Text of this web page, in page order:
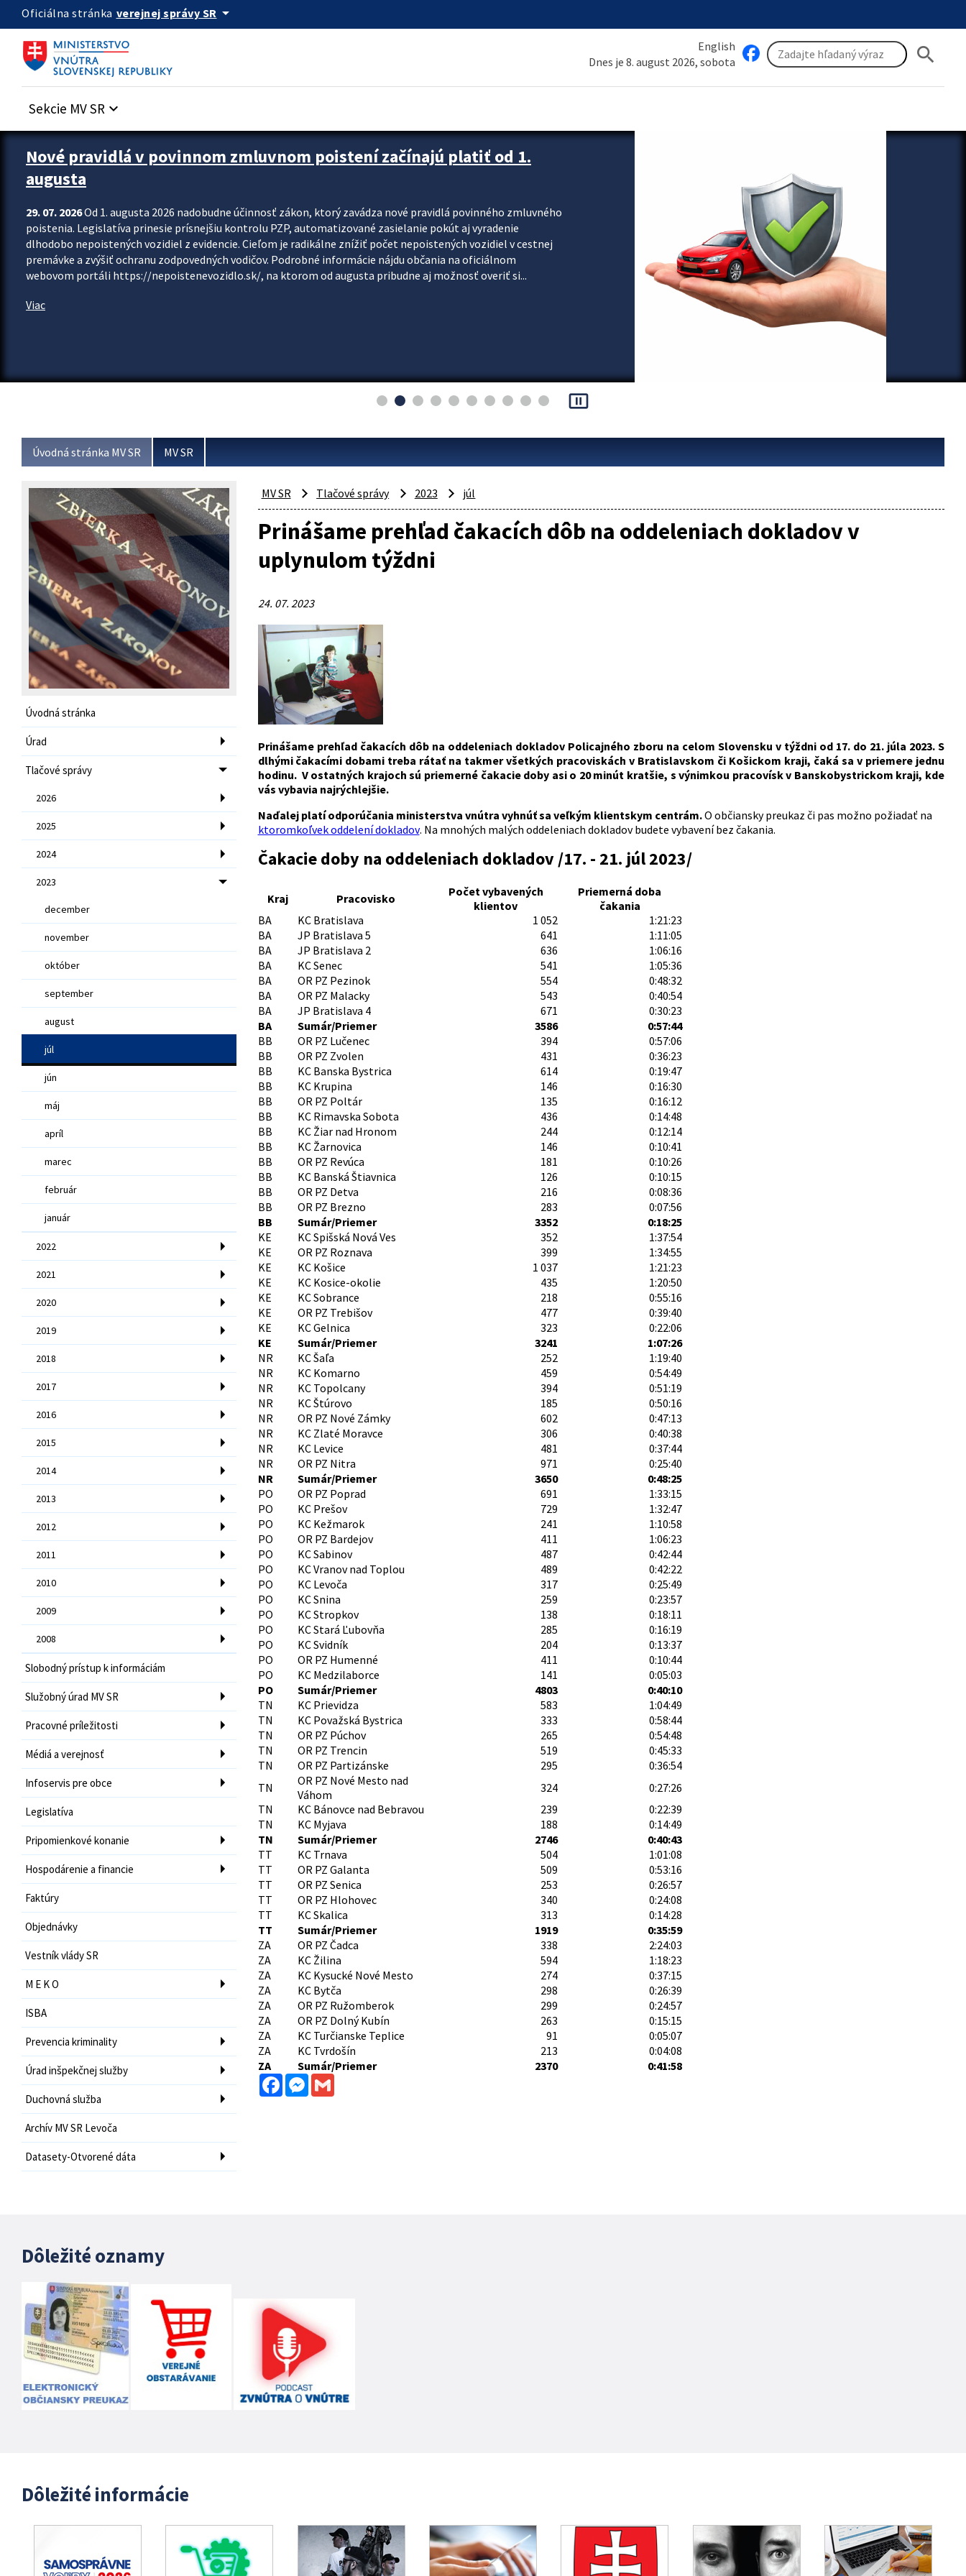
Preskocit na hlavný obsah
Oficiálna stránka verejnej správy SR arrow_drop_down
English
Dnes je 8. august 2026, sobota
search
Sekcie MV SR keyboard_arrow_down
Zastavit automatický posun upútavok
Nové pravidlá v povinnom zmluvnom poistení začínajú platiť od 1.
augusta
29. 07. 2026Od 1. augusta 2026 nadobudne účinnosť zákon, ktorý zavádza nové pravidlá povinného zmluvného
poistenia. Legislatíva prinesie prísnejšiu kontrolu PZP, automatizované zasielanie pokút aj vyradenie
dlhodobo nepoistených vozidiel z evidencie. Cieľom je radikálne znížiť počet nepoistených vozidiel v cestnej
premávke a zvýšiť ochranu zodpovedných vodičov. Podrobné informácie nájdu občania na oficiálnom
webovom portáli https://nepoistenevozidlo.sk/, na ktorom od augusta pribudne aj možnosť overiť si...
Viac
pause_presentation
Úvodná stránka MV SR MV SR
Úvodná stránka
Úrad
Tlačové správy
2026
2025
2024
2023
december
november
október
september
august
júl
jún
máj
apríl
marec
február
január
2022
2021
2020
2019
2018
2017
2016
2015
2014
2013
2012
2011
2010
2009
2008
Slobodný prístup k informáciám
Služobný úrad MV SR
Pracovné príležitosti
Médiá a verejnosť
Infoservis pre obce
Legislatíva
Pripomienkové konanie
Hospodárenie a financie
Faktúry
Objednávky
Vestník vlády SR
M E K O
ISBA
Prevencia kriminality
Úrad inšpekčnej služby
Duchovná služba
Archív MV SR Levoča
Datasety-Otvorené dáta
MV SR Tlačové správy 2023 júl
Prinášame prehľad čakacích dôb na oddeleniach dokladov v
uplynulom týždni
24. 07. 2023
Prinášame prehľad čakacích dôb na oddeleniach dokladov Policajného zboru na celom Slovensku v týždni od 17. do 21. júla 2023. S
dlhými čakacími dobami treba rátať na takmer všetkých pracoviskách v Bratislavskom či Košickom kraji, čaká sa v priemere jednu
hodinu. V ostatných krajoch sú priemerné čakacie doby asi o 20 minút kratšie, s výnimkou pracovísk v Banskobystrickom kraji, kde
vás vybavia najrýchlejšie.
Naďalej platí odporúčania ministerstva vnútra vyhnúť sa veľkým klientskym centrám.O občiansky preukaz či pas možno požiadať na
ktoromkoľvek oddelení dokladov. Na mnohých malých oddeleniach dokladov budete vybavení bez čakania.
Čakacie doby na oddeleniach dokladov /17. - 21. júl 2023/
Kraj Pracovisko
Počet vybavených
klientov
Priemerná doba
čakania
BA
KC Bratislava 1 052
1:21:23
BA
JP Bratislava 5 641
1:11:05
BA
JP Bratislava 2 636
1:06:16
BA
KC Senec 541
1:05:36
BA
OR PZ Pezinok 554
0:48:32
BA
OR PZ Malacky 543
0:40:54
BA
JP Bratislava 4 671
0:30:23
BA
Sumár/Priemer 3586
0:57:44
BB
OR PZ Lučenec 394
0:57:06
BB
OR PZ Zvolen 431
0:36:23
BB
KC Banska Bystrica 614
0:19:47
BB
KC Krupina 146
0:16:30
BB
OR PZ Poltár 135
0:16:12
BB
KC Rimavska Sobota 436
0:14:48
BB
KC Žiar nad Hronom 244
0:12:14
BB
KC Žarnovica 146
0:10:41
BB
OR PZ Revúca 181
0:10:26
BB
KC Banská Štiavnica 126
0:10:15
BB
OR PZ Detva 216
0:08:36
BB
OR PZ Brezno 283
0:07:56
BB
Sumár/Priemer 3352
0:18:25
KE
KC Spišská Nová Ves 352
1:37:54
KE
OR PZ Roznava 399
1:34:55
KE
KC Košice 1 037
1:21:23
KE
KC Kosice-okolie 435
1:20:50
KE
KC Sobrance 218
0:55:16
KE
OR PZ Trebišov 477
0:39:40
KE
KC Gelnica 323
0:22:06
KE
Sumár/Priemer 3241
1:07:26
NR
KC Šaľa 252
1:19:40
NR
KC Komarno 459
0:54:49
NR
KC Topolcany 394
0:51:19
NR
KC Štúrovo 185
0:50:16
NR
OR PZ Nové Zámky 602
0:47:13
NR
KC Zlaté Moravce 306
0:40:38
NR
KC Levice 481
0:37:44
NR
OR PZ Nitra 971
0:25:40
NR
Sumár/Priemer 3650
0:48:25
PO
OR PZ Poprad 691
1:33:15
PO
KC Prešov 729
1:32:47
PO
KC Kežmarok 241
1:10:58
PO
OR PZ Bardejov 411
1:06:23
PO
KC Sabinov 487
0:42:44
PO
KC Vranov nad Toplou 489
0:42:22
PO
KC Levoča 317
0:25:49
PO
KC Snina 259
0:23:57
PO
KC Stropkov 138
0:18:11
PO
KC Stará Ľubovňa 285
0:16:19
PO
KC Svidník 204
0:13:37
PO
OR PZ Humenné 411
0:10:44
PO
KC Medzilaborce 141
0:05:03
PO
Sumár/Priemer 4803
0:40:10
TN
KC Prievidza 583
1:04:49
TN
KC Považská Bystrica 333
0:58:44
TN
OR PZ Púchov 265
0:54:48
TN
OR PZ Trencin 519
0:45:33
TN
OR PZ Partizánske 295
0:36:54
TN
OR PZ Nové Mesto nad
Váhom
324
0:27:26
TN
KC Bánovce nad Bebravou 239
0:22:39
TN
KC Myjava 188
0:14:49
TN
Sumár/Priemer 2746
0:40:43
TT
KC Trnava 504
1:01:08
TT
OR PZ Galanta 509
0:53:16
TT
OR PZ Senica 253
0:26:57
TT
OR PZ Hlohovec 340
0:24:08
TT
KC Skalica 313
0:14:28
TT
Sumár/Priemer 1919
0:35:59
ZA
OR PZ Čadca 338
2:24:03
ZA
KC Žilina 594
1:18:23
ZA
KC Kysucké Nové Mesto 274
0:37:15
ZA
KC Bytča 298
0:26:39
ZA
OR PZ Ružomberok 299
0:24:57
ZA
OR PZ Dolný Kubín 263
0:15:15
ZA
KC Turčianske Teplice 91
0:05:07
ZA
KC Tvrdošín 213
0:04:08
ZA
Sumár/Priemer 2370
0:41:58
FacebookMessenger
Gmail
Dôležité oznamy
Dôležité informácie